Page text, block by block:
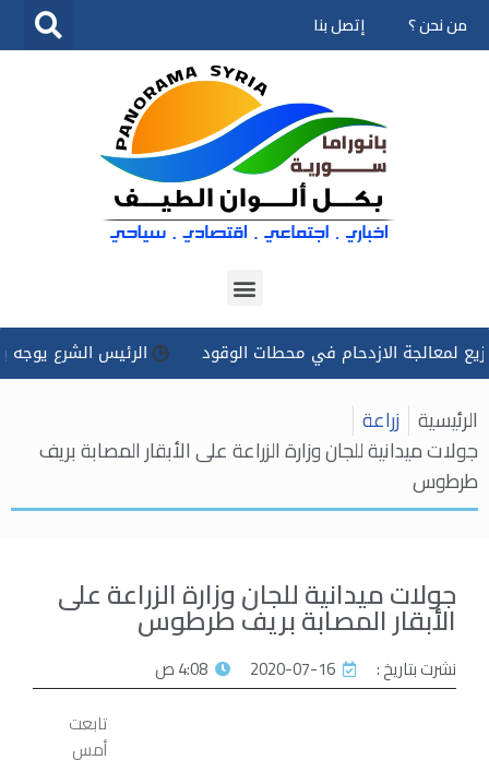
تخطى
من نحن ؟ إتصل بنا
الازدحام في محطات الوقود الرئيس الشرع يوجه
الرئيسية زراعة
جولات ميدانية للجان وزارة الزراعة على الأبقار المصابة بريف
طرطوس
جولات ميدانية للجان وزارة الزراعة على
الأبقار المصابة بريف طرطوس
نشرت بتاريخ : 2020-07-16
4:08 ص
تابعت
أمس